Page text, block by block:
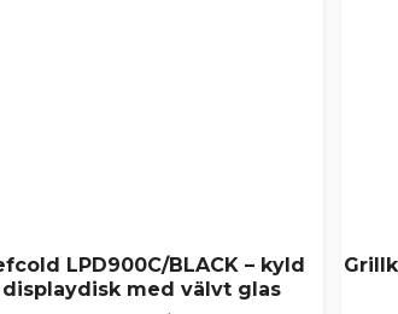
LPD900C/BLACK – kyld
displaydisk med välvt glas